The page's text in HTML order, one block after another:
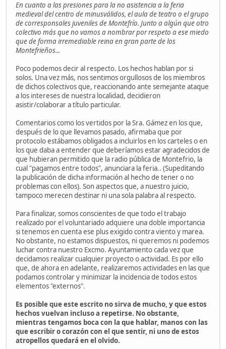
En cuanto a las presiones para la no asistencia a la feria
medieval del centro de minusválidos, el aula de teatro o el grupo
de corresponsales juveniles de Montefrío. Junto a algún que otro
colectivo más que no vamos a nombrar por respeto a ese miedo
que de forma irremediable reina en gran parte de los
Montefrieños...
Poco podemos decir al respecto. Los hechos hablan por si
solos. Una vez más, nos sentimos orgullosos de los miembros
de dichos colectivos que, reaccionando ante semejante ataque
a los intereses de nuestra localidad, decidieron
asistir/colaborar a título particular.
Comentarios como los vertidos por la Sra. Gámez en los que,
después de lo que llevamos pasado, afirmaba que por
protocolo estábamos obligados a incluirlos en los carteles o en
los que daba a entender que deberíamos estar agradecidos de
que hubieran permitido que la radio pública de Montefrio, la
cual "pagamos entre todos", anunciara la feria.. (Supeditando
la publicación de dicha información al hecho de tener o no
problemas con ellos). Son aspectos que, a nuestro juicio,
tampoco merecen destinar ni una sola palabra al respecto.
Para finalizar, somos conscientes de que todo el trabajo
realizado por el voluntariado adquiere una doble importancia
si tenemos en cuenta ese plus exigido contra viento y marea.
No obstante, no estamos dispuestos, ni queremos ni podemos
luchar contra nuestro Excmo. Ayuntamiento cada vez que
decidamos realizar cualquier proyecto o actividad. Es por ello
que, de ahora en adelante, realizaremos actividades en las que
podamos controlar y minimizar la incidencia de todos estos
elementos "externos".
Es posible que este escrito no sirva de mucho, y que estos
hechos vuelvan incluso a repetirse. No obstante,
mientras tengamos boca con la que hablar, manos con las
que escribir o corazón con el que sentir, ni uno de estos
atropellos quedará en el olvido.